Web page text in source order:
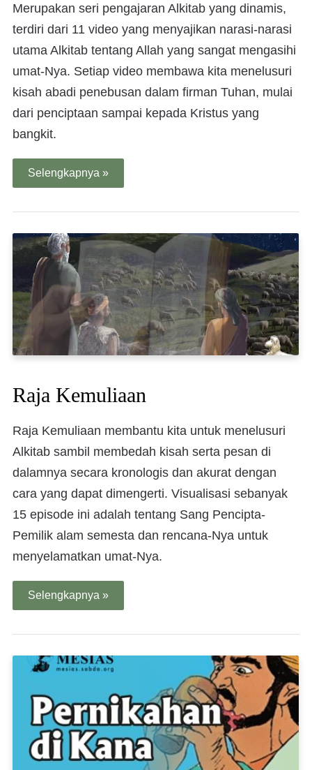
Merupakan seri pengajaran Alkitab yang dinamis,
terdiri dari 11 video yang menyajikan narasi-narasi
utama Alkitab tentang Allah yang sangat mengasihi
umat-Nya. Setiap video membawa kita menelusuri
kisah abadi penebusan dalam firman Tuhan, mulai
dari penciptaan sampai kepada Kristus yang
bangkit.
Selengkapnya »
Raja Kemuliaan
Raja Kemuliaan membantu kita untuk menelusuri
Alkitab sambil membedah kisah serta pesan di
dalamnya secara kronologis dan akurat dengan
cara yang dapat dimengerti. Visualisasi sebanyak
15 episode ini adalah tentang Sang Pencipta-
Pemilik alam semesta dan rencana-Nya untuk
menyelamatkan umat-Nya.
Selengkapnya »